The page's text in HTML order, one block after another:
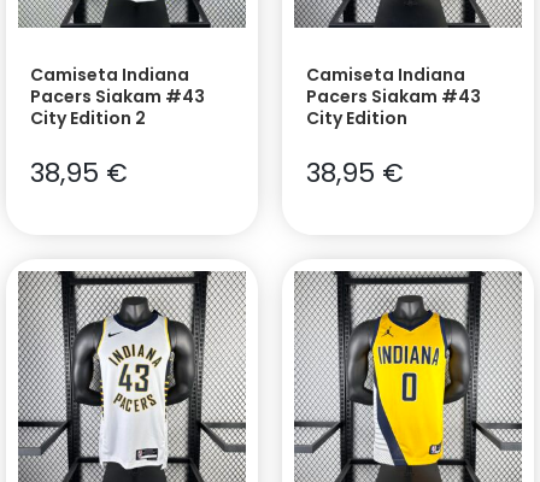
Camiseta Indiana
Pacers Siakam #43
City Edition 2
38,95 €
Camiseta Indiana
Pacers Siakam #43
City Edition
38,95 €